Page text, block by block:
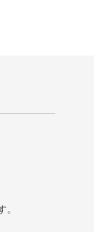
。